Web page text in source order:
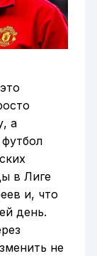
а
в Лиге
и, что
день.
не